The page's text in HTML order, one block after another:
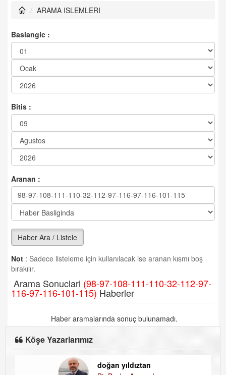
ARAMA ISLEMLERI
Baslangic :
Bitis :
Aranan :
Haber Ara / Listele
Not : Sadece listeleme için kullanılacak ise aranan kısmı boş
bırakılır.
Arama Sonuclari (98-97-108-111-110-32-112-97-
116-97-116-101-115) Haberler
Haber aramalarında sonuç bulunamadı.
Köşe Yazarlarımız
doğan yıldıztan